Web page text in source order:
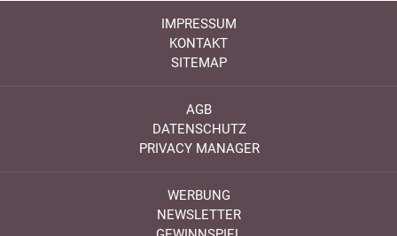
IMPRESSUM
KONTAKT
SITEMAP
AGB
DATENSCHUTZ
PRIVACY MANAGER
WERBUNG
NEWSLETTER